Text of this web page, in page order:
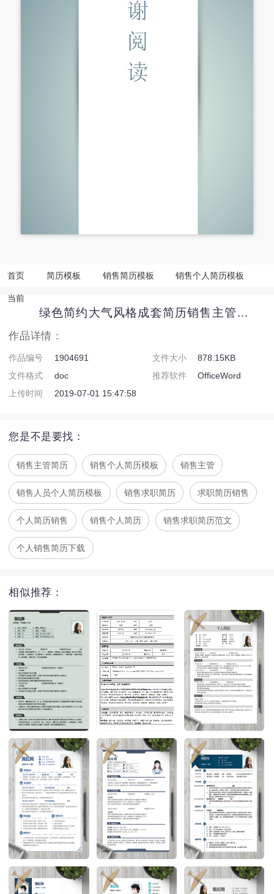
首页 简历模板 销售简历模板 销售个人简历模板
当前
绿色简约大气风格成套简历销售主管个人简历模板
作品详情：
作品编号 1904691 文件大小
878.15KB
文件格式
doc 推荐软件
OfficeWord
上传时间
2019-07-01 15:47:58
您是不是要找：
销售主管简历 销售个人简历模板 销售主管
销售人员个人简历模板 销售求职简历 求职简历销售
个人简历销售 销售个人简历 销售求职简历范文
个人销售简历下载
相似推荐：